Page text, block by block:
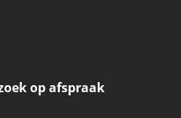
op afspraak